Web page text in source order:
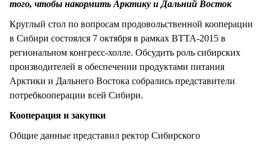
того, чтобы накормить Арктику и Дальний Восток
Круглый стол по вопросам продовольственной кооперации
в Сибири состоялся 7 октября в рамках ВТТА-2015 в
региональном конгресс-холле. Обсудить роль сибирских
производителей в обеспечении продуктами питания
Арктики и Дальнего Востока собрались представители
потребкооперации всей Сибири.
Кооперация и закупки
Общие данные представил ректор Сибирского